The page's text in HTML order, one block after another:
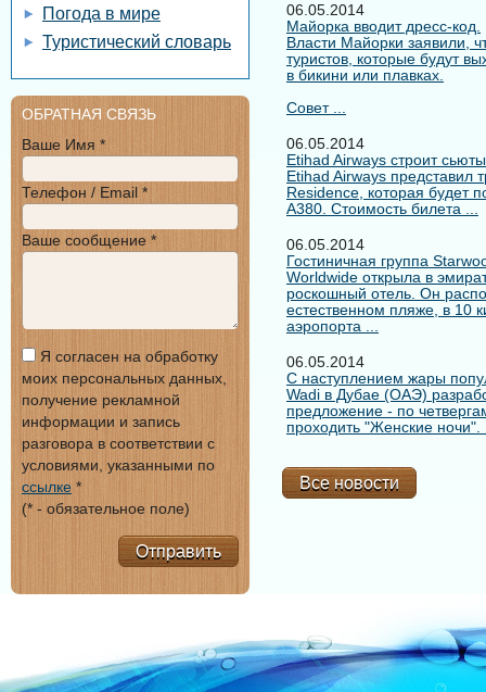
06.05.2014
Майорка вводит дресс-код.
Власти Майорки заявили,
туристов, которые будут
в бикини или плавках.
Совет ...
06.05.2014
Etihad Airways строит
Etihad Airways представил
Residence, которая будет
А380. Стоимость билета ...
06.05.2014
Гостиничная группа
Worldwide открыла в
роскошный отель. Он
естественном пляже, в 10
аэропорта ...
06.05.2014
С наступлением жары
Wadi в Дубае (ОАЭ)
предложение - по
проходить "Женские ночи".
Все новости
Погода в мире
Туристический словарь
ОБРАТНАЯ СВЯЗЬ
Ваше Имя *
Телефон / Email *
Ваше сообщение *
Я согласен на обработку
моих персональных данных,
получение рекламной
информации и запись
разговора в соответствии с
условиями, указанными по
ссылке *
(* - обязательное поле)
Отправить